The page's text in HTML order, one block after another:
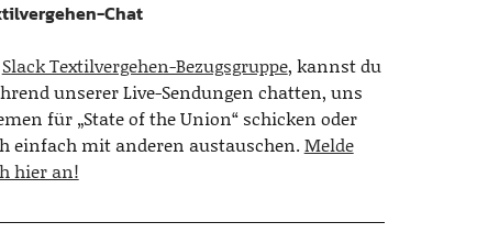
Chat
Slack Textilvergehen-Bezugsgruppe, kannst du
unserer Live-Sendungen chatten, uns
für „State of the Union“ schicken oder
einfach mit anderen austauschen.Melde
hier an!